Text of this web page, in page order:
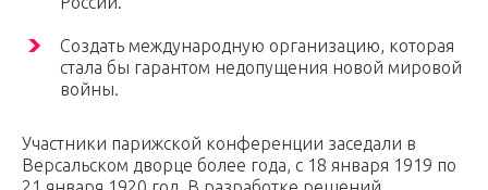
Создать международную организацию, которая
стала бы гарантом недопущения новой мировой
войны.
Участники парижской конференции заседали в
Версальском дворце более года, с 18 января 1919 по